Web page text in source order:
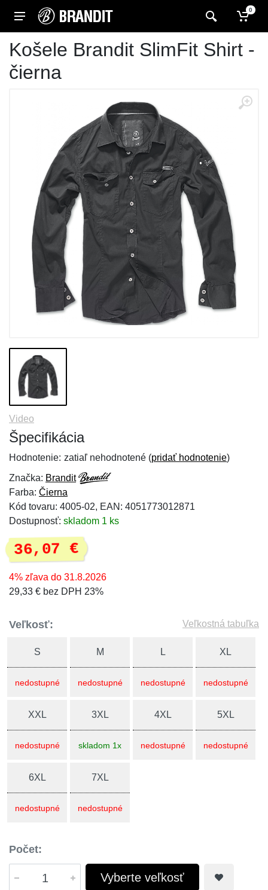
0
Košele Brandit SlimFit Shirt -
čierna
Video
Špecifikácia
Hodnotenie: zatiaľ nehodnotené (pridať hodnotenie)
Značka: Brandit
Farba: Čierna
Kód tovaru: 4005-02, EAN: 4051773012871
Dostupnosť: skladom 1 ks
36,07 €
4% zľava do 31.8.2026
29,33 € bez DPH 23%
Veľkosť: Veľkostná tabuľka
S
nedostupné
M
nedostupné
L
nedostupné
XL
nedostupné
XXL
nedostupné
3XL
skladom 1x
4XL
nedostupné
5XL
nedostupné
6XL
nedostupné
7XL
nedostupné
Počet:
Vyberte veľkosť